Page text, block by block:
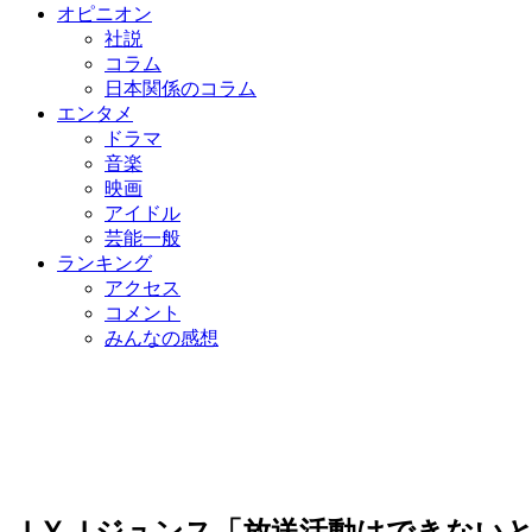
オピニオン
社説
コラム
日本関係のコラム
エンタメ
ドラマ
音楽
映画
アイドル
芸能一般
ランキング
アクセス
コメント
みんなの感想